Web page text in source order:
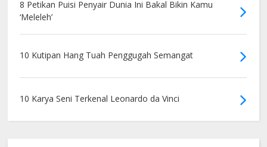
8 Petikan Puisi Penyair Dunia Ini Bakal Bikin Kamu
‘Meleleh’
10 Kutipan Hang Tuah Penggugah Semangat
10 Karya Seni Terkenal Leonardo da Vinci